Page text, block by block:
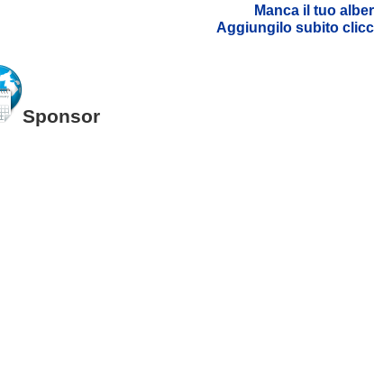
Manca il tuo
Aggiungilo subito
Sponsor